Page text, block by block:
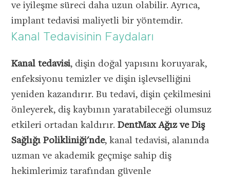
ve iyileşme süreci daha uzun olabilir. Ayrıca,
implant tedavisi maliyetli bir yöntemdir.
Kanal Tedavisinin Faydaları
Kanal tedavisi, dişin doğal yapısını koruyarak,
enfeksiyonu temizler ve dişin işlevselliğini
yeniden kazandırır. Bu tedavi, dişin çekilmesini
önleyerek, diş kaybının yaratabileceği olumsuz
etkileri ortadan kaldırır.DentMax Ağız ve Diş
Sağlığı Polikliniği'nde, kanal tedavisi, alanında
uzman ve akademik geçmişe sahip diş
hekimlerimiz tarafından güvenle